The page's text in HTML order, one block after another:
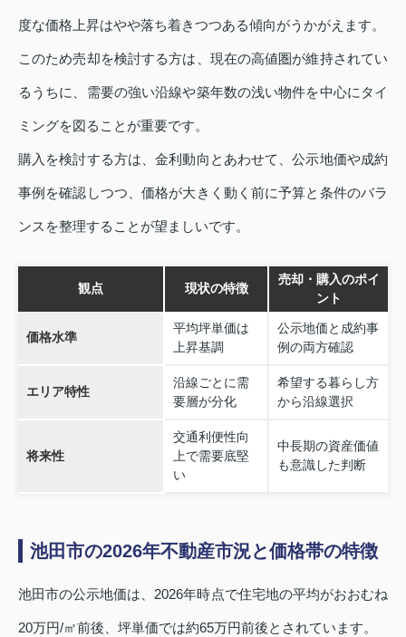
度な価格上昇はやや落ち着きつつある傾向がうかがえます。
このため売却を検討する方は、現在の高値圏が維持されてい
るうちに、需要の強い沿線や築年数の浅い物件を中心にタイ
ミングを図ることが重要です。
購入を検討する方は、金利動向とあわせて、公示地価や成約
事例を確認しつつ、価格が大きく動く前に予算と条件のバラ
ンスを整理することが望ましいです。
観点 現状の特徴
売却・購入のポイ
ント
価格水準
平均坪単価は
上昇基調
公示地価と成約事
例の両方確認
エリア特性
沿線ごとに需
要層が分化
希望する暮らし方
から沿線選択
将来性
交通利便性向
上で需要底堅
い
中長期の資産価値
も意識した判断
池田市の2026年不動産市況と価格帯の特徴
池田市の公示地価は、2026年時点で住宅地の平均がおおむね
20万円/㎡前後、坪単価では約65万円前後とされています。